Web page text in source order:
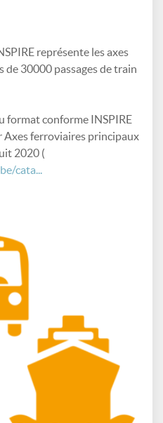
représente les axes
30000 passages de train
format conforme INSPIRE
Axes ferroviaires principaux
2020 (
cata...